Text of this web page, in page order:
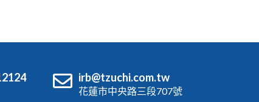
irb@tzuchi.com.tw
花蓮市中央路三段707號